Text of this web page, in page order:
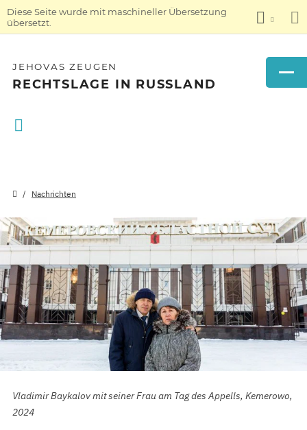
Diese Seite wurde mit maschineller Übersetzung
übersetzt.
JEHOVAS ZEUGEN
RECHTSLAGE IN RUSSLAND
Nachrichten
Vladimir Baykalov mit seiner Frau am Tag des Appells, Kemerowo,
2024